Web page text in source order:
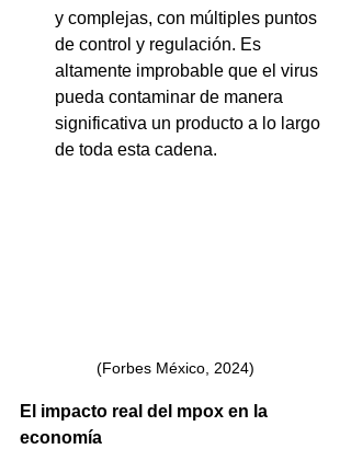
y complejas, con múltiples puntos
de control y regulación. Es
altamente improbable que el virus
pueda contaminar de manera
significativa un producto a lo largo
de toda esta cadena.
(Forbes México, 2024)
El impacto real del mpox en la
economía